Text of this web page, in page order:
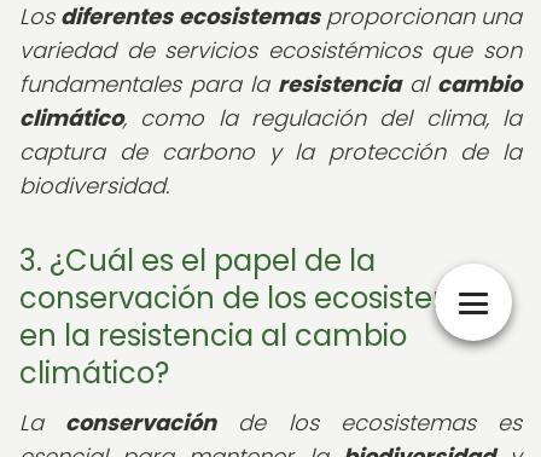
Los diferentes ecosistemasproporcionan una
variedad de servicios ecosistémicos que son
fundamentales para la resistenciaal cambio
climático, como la regulación del clima, la
captura de carbono y la protección de la
biodiversidad.
3. ¿Cuál es el papel de la
conservación de los ecosistemas
en la resistencia al cambio
climático?
La conservaciónde los ecosistemas es